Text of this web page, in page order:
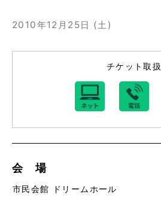
2010年12月25日 (土)
チケット取扱
会 場
市民会館 ドリームホール